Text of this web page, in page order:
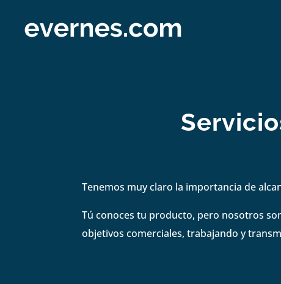
Tenemos muy claro la importancia de
Tú conoces tu producto, pero nosotros
objetivos comerciales, trabajando y